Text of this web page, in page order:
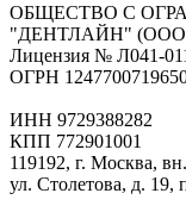
ОБЩЕСТВО С
"ДЕНТЛАЙН"
Лицензия № Л041-
ОГРН
ИНН 9729388282
КПП 772901001
119192, г. Москва,
ул. Столетова, д. 19,